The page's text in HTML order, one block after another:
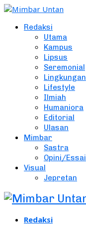
Redaksi
Utama
Kampus
Lipsus
Seremonial
Lingkungan
Lifestyle
Ilmiah
Humaniora
Editorial
Ulasan
Mimbar
Sastra
Opini/Essai
Visual
Jepretan
Redaksi